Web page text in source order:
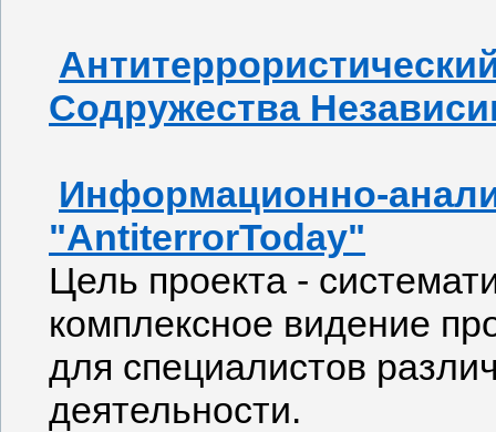
Содружества
Информационно-
"AntiterrorToday"
Цель проекта -
комплексное видение
для специалистов
деятельности.